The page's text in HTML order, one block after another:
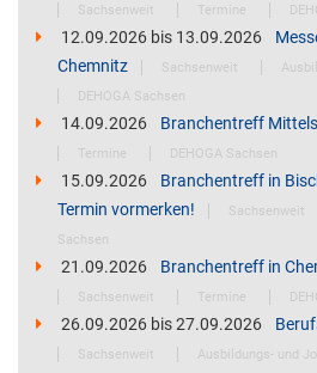
Sachsenweit Termine
12.09.2026 bis 13.09.2026
Chemnitz
Sachsenweit
DEHOGA Sachsen
14.09.2026 Branchentreff
Termine
DEHOGA Sachsen
15.09.2026
Branchentreff in
Termin vormerken!
Sachsenweit
Sachsen
21.09.2026 Branchentreff in
Sachsenweit Termine
26.09.2026 bis27.09.2026
Sachsenweit Ausbildungs- und